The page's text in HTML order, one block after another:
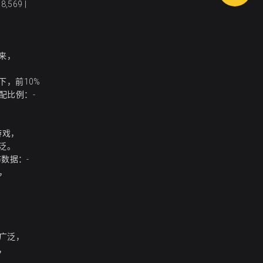
|
，
，前10%
比例：-
，
。
据：-
泛，